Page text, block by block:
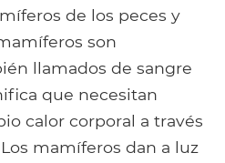
de los peces y
son
llamados de sangre
que necesitan
calor corporal a través
mamíferos dan a luz